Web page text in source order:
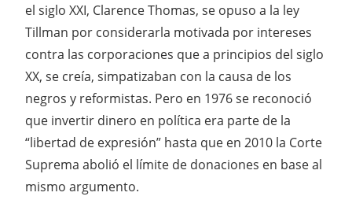
el siglo XXI, Clarence Thomas, se opuso a la ley
Tillman por considerarla motivada por intereses
contra las corporaciones que a principios del siglo
XX, se creía, simpatizaban con la causa de los
negros y reformistas. Pero en 1976 se reconoció
que invertir dinero en política era parte de la
“libertad de expresión” hasta que en 2010 la Corte
Suprema abolió el límite de donaciones en base al
mismo argumento.